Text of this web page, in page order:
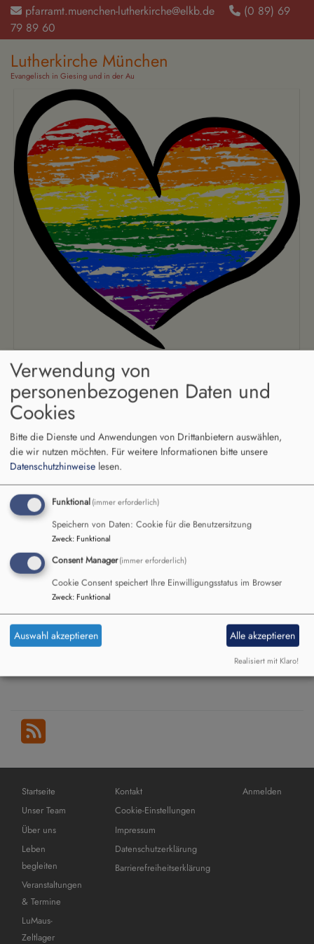
Direkt
zum
Inhalt
pfarramt.muenchen-lutherkirche@elkb.de
(0 89) 69
79 89 60‬
Lutherkirche München
Evangelisch in Giesing und in der Au
Hauptnavigation
Startseite Taufe
Taufe
Pfarrer, Pfarrerin und
Diakon Weiterlesen
und
Leben begleiten
Hauptnavigation
Startseite
Unser Team
Über uns
Leben
begleiten
Veranstaltungen
& Termine
LuMaus-
Zeltlager
Fußbereichsmenü
Kontakt
Cookie-Einstellungen
Impressum
Datenschutzerklärung
Barrierefreiheitserklärung
Benutzermenü
Anmelden
Verwendung von
personenbezogenen Daten und
Cookies
Bitte die Dienste und Anwendungen von Drittanbietern auswählen,
die wir nutzen möchten. Für weitere Informationen bitte unsere
Datenschutzhinweise lesen.
Funktional(immer erforderlich)
Speichern von Daten: Cookie für die Benutzersitzung
Zweck:Funktional
Consent Manager(immer erforderlich)
Cookie Consent speichert Ihre Einwilligungsstatus im Browser
Zweck:Funktional
Auswahl akzeptieren Alle akzeptieren
Realisiert mit Klaro!